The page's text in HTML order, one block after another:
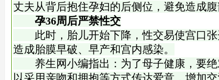
丈夫从背后抱住孕妇的后侧位，避免造成
孕36周后严禁性交
此时，胎儿开始下降，性交易使宫口张
造成胎膜早破、早产和宫内感染。
养生网小编指出：为了母子健康，要绝